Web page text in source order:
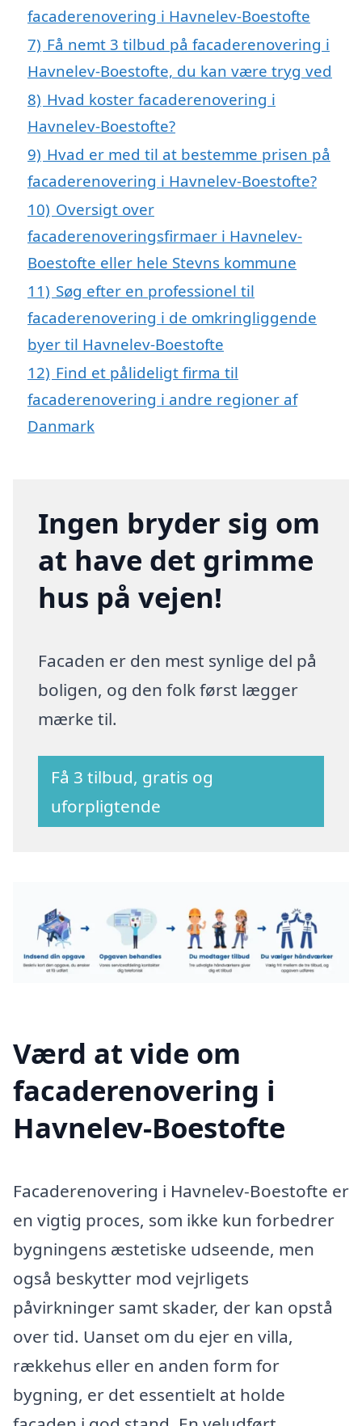
facaderenovering i Havnelev-Boestofte
7) Få nemt 3 tilbud på facaderenovering i
Havnelev-Boestofte, du kan være tryg ved
8) Hvad koster facaderenovering i
Havnelev-Boestofte?
9) Hvad er med til at bestemme prisen på
facaderenovering i Havnelev-Boestofte?
10) Oversigt over
facaderenoveringsfirmaer i Havnelev-
Boestofte eller hele Stevns kommune
11) Søg efter en professionel til
facaderenovering i de omkringliggende
byer til Havnelev-Boestofte
12) Find et pålideligt firma til
facaderenovering i andre regioner af
Danmark
Ingen bryder sig om
at have det grimme
hus på vejen!
Facaden er den mest synlige del på
boligen, og den folk først lægger
mærke til.
Få 3 tilbud, gratis og
uforpligtende
Værd at vide om
facaderenovering i
Havnelev-Boestofte
Facaderenovering i Havnelev-Boestofte er
en vigtig proces, som ikke kun forbedrer
bygningens æstetiske udseende, men
også beskytter mod vejrligets
påvirkninger samt skader, der kan opstå
over tid. Uanset om du ejer en villa,
rækkehus eller en anden form for
bygning, er det essentielt at holde